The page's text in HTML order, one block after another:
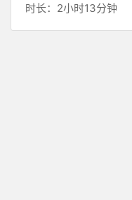
时长：2小时13分钟